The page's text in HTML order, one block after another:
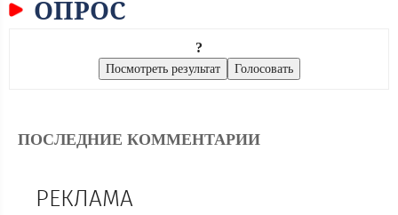
ОПРОС
?
ПОСЛЕДНИЕ КОММЕНТАРИИ
РЕКЛАМА